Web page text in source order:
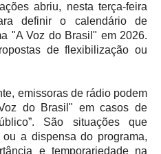
abriu, nesta terça-feira
definir o calendário de
"A Voz do Brasil" em 2026.
de flexibilização ou
emissoras de rádio podem
do Brasil" em casos de
São situações que
a dispensa do programa,
e temporariedade na